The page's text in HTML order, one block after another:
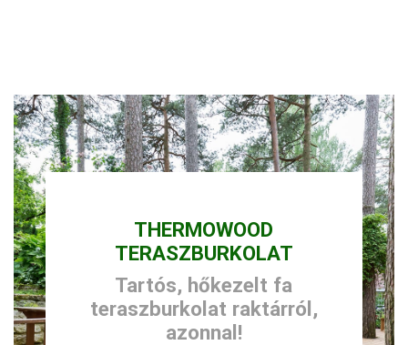
THERMOWOOD
TERASZBURKOLAT
Tartós, hőkezelt fa
teraszburkolat raktárról,
azonnal!